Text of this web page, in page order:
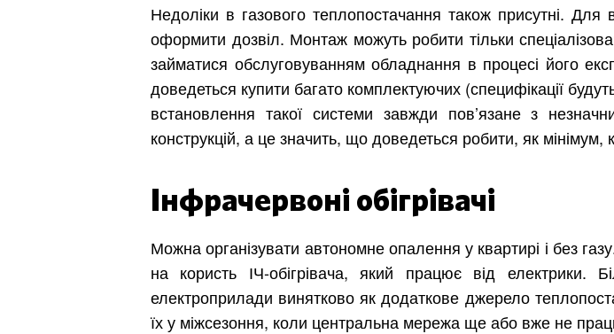
Недоліки в газового теплопостачання також присутні. Для
оформити дозвіл. Монтаж можуть робити тільки
займатися обслуговуванням обладнання в процесі його
доведеться купити багато комплектуючих (специфікації
встановлення такої системи завжди пов’язане з
конструкцій, а це значить, що доведеться робити, як мінімум,
Інфрачервоні обігрівачі
Можна організувати автономне опалення у квартирі і без
на користь ІЧ-обігрівача, який працює від електрики.
електроприлади винятково як додаткове джерело
їх у міжсезоння, коли центральна мережа ще або вже не